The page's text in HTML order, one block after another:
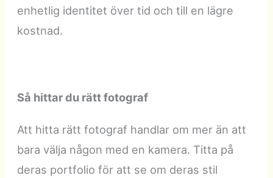
enhetlig identitet över tid och till en lägre
kostnad.
Så hittar du rätt fotograf
Att hitta rätt fotograf handlar om mer än att
bara välja någon med en kamera. Titta på
deras portfolio för att se om deras stil